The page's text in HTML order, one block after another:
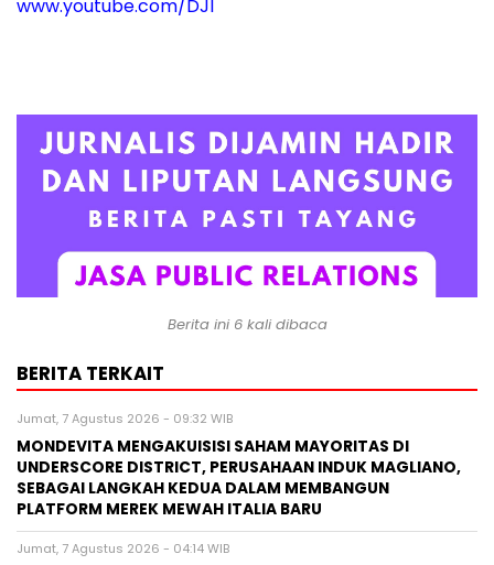
www.youtube.com/DJI
Berita ini 6 kali dibaca
BERITA TERKAIT
Jumat, 7 Agustus 2026 - 09:32 WIB
MONDEVITA MENGAKUISISI SAHAM MAYORITAS DI
UNDERSCORE DISTRICT, PERUSAHAAN INDUK MAGLIANO,
SEBAGAI LANGKAH KEDUA DALAM MEMBANGUN
PLATFORM MEREK MEWAH ITALIA BARU
Jumat, 7 Agustus 2026 - 04:14 WIB